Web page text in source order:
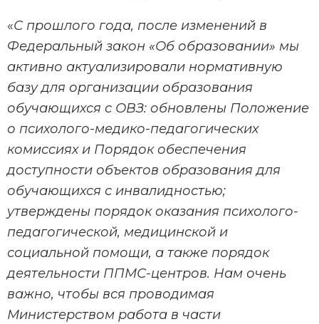
«С прошлого года, после изменений в
Федеральный закон «Об образовании» мы
активно актуализировали нормативную
базу для организации образования
обучающихся с ОВЗ: обновлены Положение
о психолого-медико-педагогических
комиссиях и Порядок обеспечения
доступности объектов образования для
обучающихся с инвалидностью;
утверждены порядок оказания психолого-
педагогической, медицинской и
социальной помощи, а также порядок
деятельности ППМС-центров. Нам очень
важно, чтобы вся проводимая
Министерством работа в части